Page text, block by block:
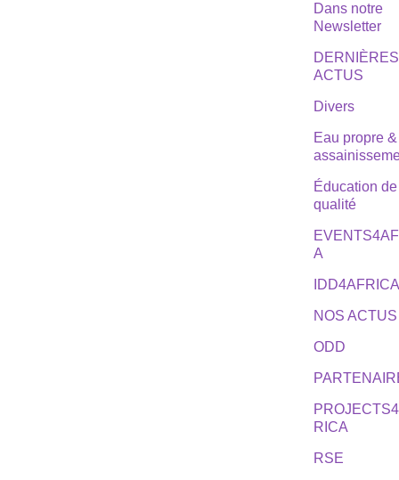
Dans notre
Newsletter
DERNIÈRES
ACTUS
Divers
Eau propre &
Éducation de
qualité
A
NOS ACTUS
ODD
RICA
RSE